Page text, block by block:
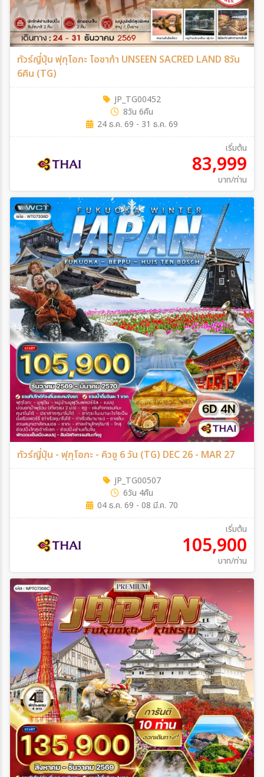
ทัวร์ญี่ปุ่น ฟุกุโอกะ โอซาก้า UNSEEN SACRED LAND 8วัน
6คืน (TG)
JP_TG00452
8วัน 6คืน
24 ธ.ค. 69 - 31 ธ.ค. 69
เริ่มต้น
83,999
บาท/ท่าน
ทัวร์ญี่ปุ่น - ฟุกุโอกะ - คิวซู 6 วัน (TG) DEC 26 - MAR 27
JP_TG00507
6วัน 4คืน
04 ธ.ค. 69 - 08 มี.ค. 70
เริ่มต้น
105,900
บาท/ท่าน